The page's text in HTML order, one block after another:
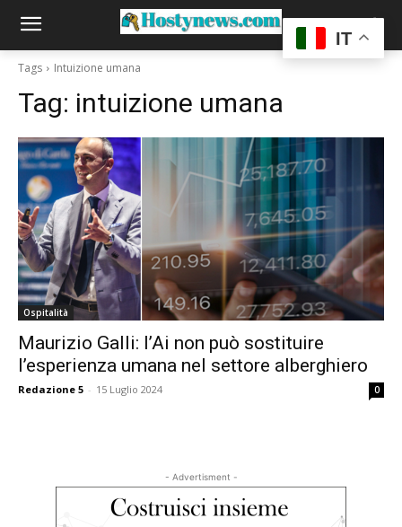
Tags Intuizione umana
Tag: intuizione umana
Ospitalità
Maurizio Galli: l’Ai non può sostituire
l’esperienza umana nel settore alberghiero
Redazione 5 - 15 Luglio 2024 0
- Advertisment -
IT